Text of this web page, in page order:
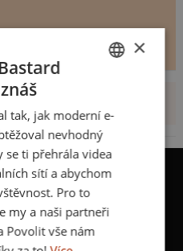
SLOVAK
×
tak, jak moderní e-
nevhodný
se ti přehrála videa
sítí a abychom
Pro to
my a naši partneři
Povolit vše nám